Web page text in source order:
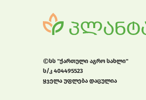
სს "ქართული აგრო სახლი"
ს/კ 404495523
ყველა უფლება დაცულია